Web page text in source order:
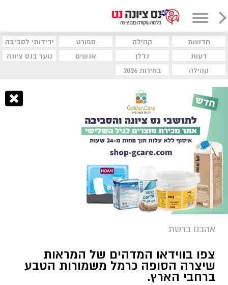
חדשות קהילה ספורט
ידידותי לסביבה
דעות
נדלן אנשים
נוער בנס ציונה
קהילה
בחירות 2026
אהבנו ברשת
צפו בווידאו המדהים של המראות
שיצרה הסופה כרמל משמורות הטבע
ברחבי הארץ.